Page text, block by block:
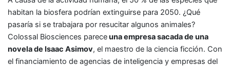
habitan la biosfera podrían extinguirse para 2050. ¿Qué
pasaría si se trabajara por resucitar algunos animales?
Colossal Biosciences pareceuna empresa sacada de una
novela de Isaac Asimov, el maestro de la ciencia ficción. Con
el financiamiento de agencias de inteligencia y empresas del